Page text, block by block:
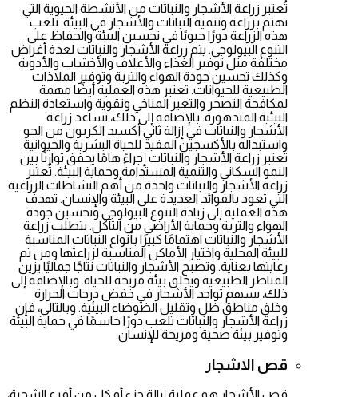
تُعتبر زراعة الأشجار والنباتات من الأنشطة الحيوية التي
تهتم بزراعة وتنمية النباتات والأشجار في البيئة. تلعب
هذه الزراعة دورًا حيويًا في تحسين البيئة والحفاظ على
التنوع البيولوجي. يتم زراعة الأشجار والنباتات لعدة أغراض
مختلفة مثل توفير الغذاء والأعلاف والأخشاب والأدوية
وكذلك تحسين جودة الهواء والتربة وتوفير الملاذات
الطبيعية للحيوانات. تعتبر هذه العملية أيضًا مهمة
لمكافحة التصحر والتغير المناخي وتقوية واستعادة النظم
البيئية المتدهورة. بالإضافة إلى ذلك، تساعد زراعة
الأشجار والنباتات في إزالة ثاني أكسيد الكربون من الجو
واستبداله بالأكسجين المفيد للحياة البشرية والحيوانية.
تعتبر زراعة الأشجار والنباتات إجراءً هامًا يحقق توازنًا بين
النمو السكاني والتنمية المستدامة وحماية البيئة. تُعتبر
زراعة الأشجار والنباتات واحدة من أهم النشاطات الزراعية
التي تعود بالفوائد العديدة على البيئة والإنسان. تهدف
هذه العملية إلى زيادة التنوع البيولوجي وتحسين جودة
الهواء والتربة وحماية الأراضي من التآكل. يتطلب زراعة
الأشجار والنباتات اهتمامًا كبيرًا بأنواع النباتات المناسبة
للبيئة المحلية واختيار الأماكن المناسبة لزراعتها ومن ثم
رعايتها بعناية. وتصبح الأشجار والنباتات نتاجًا جماليًا يزين
المناظر الطبيعية ويخلق بيئة مريحة للحياة. وبالإضافة إلى
ذلك، يسهم تواجد الأشجار في خفض درجات الحرارة
وخلق مناطق ظل وتقليل الضوضاء البيئية. وبالتالي، فإن
زراعة الأشجار والنباتات تلعب دورًا حاسمًا في حماية البيئة
وتوفير بيئة صحية ومريحة للإنسان.
قص الاشجار